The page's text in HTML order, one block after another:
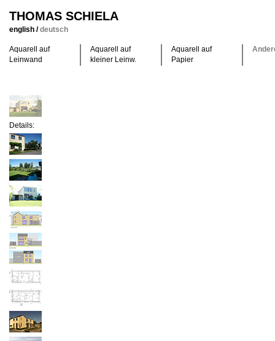
THOMAS SCHIELA
english /deutsch
Aquarell auf
Leinwand
Aquarell auf
kleiner Leinw.
Aquarell auf
Papier
Details: